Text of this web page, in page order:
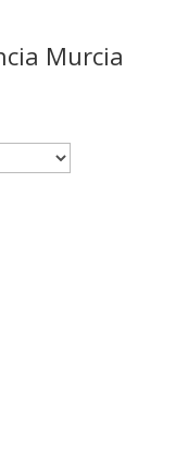
Murcia